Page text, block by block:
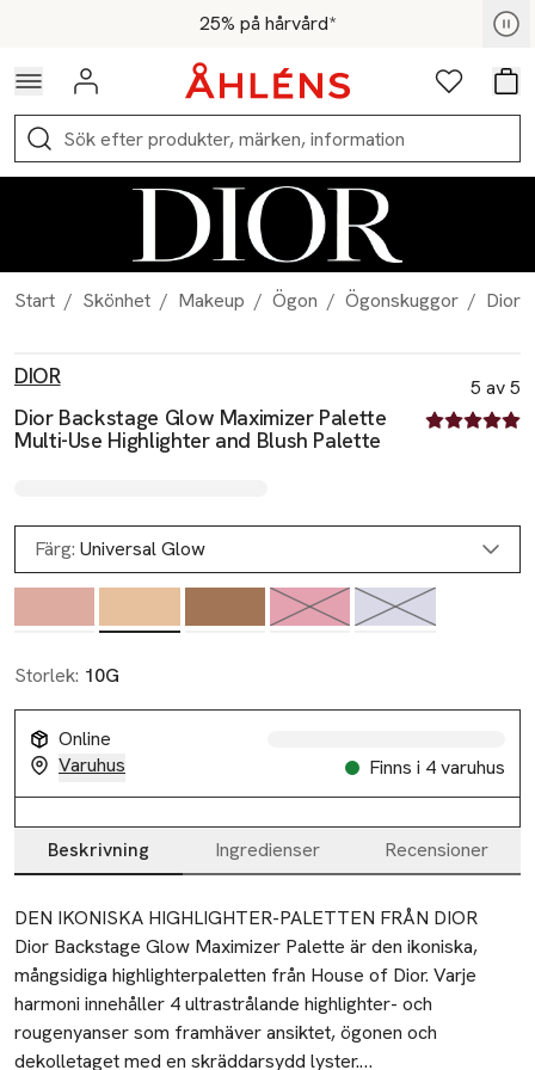
Hoppa till navigationsmenyn25% på hårvård*
För medlemmar - Shoppa nu
Logga in Favoriter
Sök
Start / Skönhet / Makeup / Ögon / Ögonskuggor / Dior
DIOR
Dior Backstage Glow Maximizer Palette
Multi-Use Highlighter and Blush Palette
5 av 5
5 av fem
Färg: Universal Glow
Storlek: 10G
Online
Varuhus
Finns i 4 varuhus
Beskrivning Ingredienser Recensioner
Beskrivning
DEN IKONISKA HIGHLIGHTER-PALETTEN FRÅN DIOR
Dior Backstage Glow Maximizer Palette är den ikoniska,
mångsidiga highlighterpaletten från House of Dior. Varje
harmoni innehåller 4 ultrastrålande highlighter- och
rougenyanser som framhäver ansiktet, ögonen och
dekolletaget med en skräddarsydd lyster.